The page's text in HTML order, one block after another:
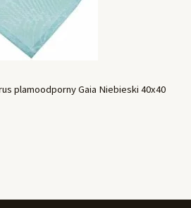
plamoodporny Gaia Niebieski 40x40